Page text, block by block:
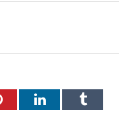
PinterestLinkedInTumblr